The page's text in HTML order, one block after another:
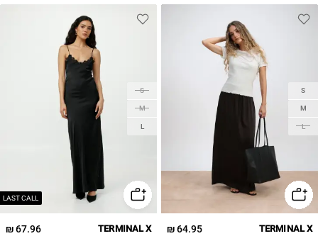
S
M
L
64.95 ₪ TERMINAL X
LAST CALL
S
M
L
67.96 ₪ TERMINAL X